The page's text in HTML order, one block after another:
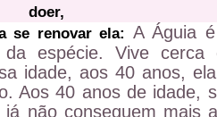
doer,
se renovar ela: A Águia
da espécie. Vive
idade, aos 40 anos,
Aos 40 anos de idade,
não conseguem mais